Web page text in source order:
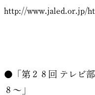
http://www.jaled.or.jp/
●「第２８回 テレビ部
８～」